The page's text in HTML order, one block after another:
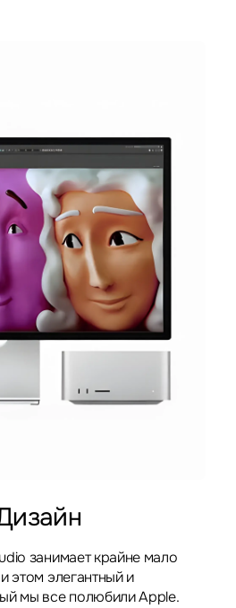
занимает крайне мало
этом элегантный и
мы все полюбили Apple.